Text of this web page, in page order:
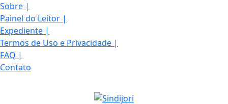
Sobre |
Painel do Leitor |
Expediente |
Termos de Uso e Privacidade |
FAQ |
Contato